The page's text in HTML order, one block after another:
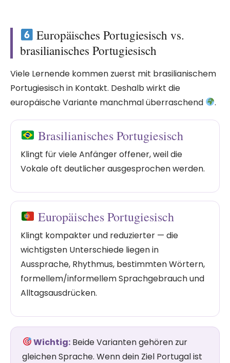
Europäisches Portugiesisch vs.
brasilianisches Portugiesisch
Viele Lernende kommen zuerst mit brasilianischem
Portugiesisch in Kontakt. Deshalb wirkt die
europäische Variante manchmal überraschend
.
Brasilianisches Portugiesisch
Klingt für viele Anfänger offener, weil die
Vokale oft deutlicher ausgesprochen werden.
Europäisches Portugiesisch
Klingt kompakter und reduzierter — die
wichtigsten Unterschiede liegen in
Aussprache, Rhythmus, bestimmten Wörtern,
formellem/informellem Sprachgebrauch und
Alltagsausdrücken.
Wichtig:Beide Varianten gehören zur
gleichen Sprache. Wenn dein Ziel Portugal ist